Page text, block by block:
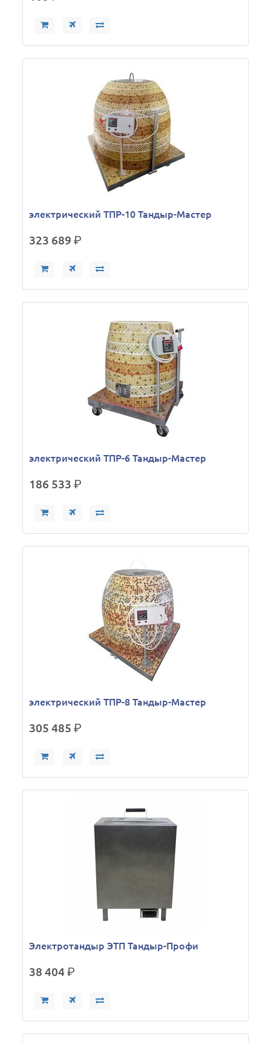
электрический ТПР-10 Тандыр-Мастер
323 689р.
электрический ТПР-6 Тандыр-Мастер
186 533р.
электрический ТПР-8 Тандыр-Мастер
305 485р.
Электротандыр ЭТП Тандыр-Профи
38 404р.